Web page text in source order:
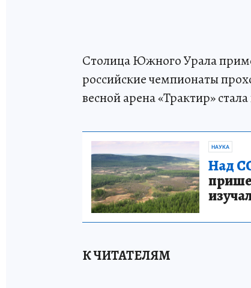
Столица Южного Урала
российские чемпионаты
весной арена «Трактир»
НАУКА
Над
К ЧИТАТЕЛЯМ